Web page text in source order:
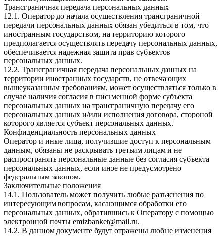
Трансграничная передача персональных данных
12.1. Оператор до начала осуществления трансграничной
передачи персональных данных обязан убедиться в том, что
иностранным государством, на территорию которого
предполагается осуществлять передачу персональных данных,
обеспечивается надежная защита прав субъектов
персональных данных.
12.2. Трансграничная передача персональных данных на
территории иностранных государств, не отвечающих
вышеуказанным требованиям, может осуществляться только в
случае наличия согласия в письменной форме субъекта
персональных данных на трансграничную передачу его
персональных данных и/или исполнения договора, стороной
которого является субъект персональных данных.
Конфиденциальность персональных данных
Оператор и иные лица, получившие доступ к персональным
данным, обязаны не раскрывать третьим лицам и не
распространять персональные данные без согласия субъекта
персональных данных, если иное не предусмотрено
федеральным законом.
Заключительные положения
14.1. Пользователь может получить любые разъяснения по
интересующим вопросам, касающимся обработки его
персональных данных, обратившись к Оператору с помощью
электронной почты emizbanket@mail.ru.
14.2. В данном документе будут отражены любые изменения